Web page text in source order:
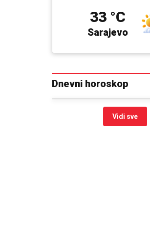
Sarajevo
33 °C
Dnevni horoskop
Vidi sve